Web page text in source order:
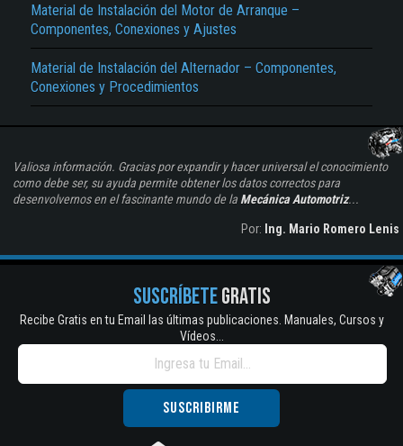
Material de Instalación del Motor de Arranque –
Componentes, Conexiones y Ajustes
Material de Instalación del Alternador – Componentes,
Conexiones y Procedimientos
Valiosa información. Gracias por expandir y hacer universal el conocimiento
como debe ser, su ayuda permite obtener los datos correctos para
desenvolvernos en el fascinante mundo de la Mecánica Automotriz...
Por: Ing. Mario Romero Lenis
SUSCRÍBETEGRATIS
Recibe Gratis en tu Email las últimas publicaciones. Manuales, Cursos y
Vídeos...